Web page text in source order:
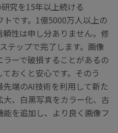
究を15年以上続ける
です。1億5000万人以上の
性は申し分ありません。修
テップで完了します。画像
ーで破損することがあるの
おくと安心です。そのう
端のAI技術を利用して新た
、白黒写真をカラー化、古
を追加し、より良く画像フ